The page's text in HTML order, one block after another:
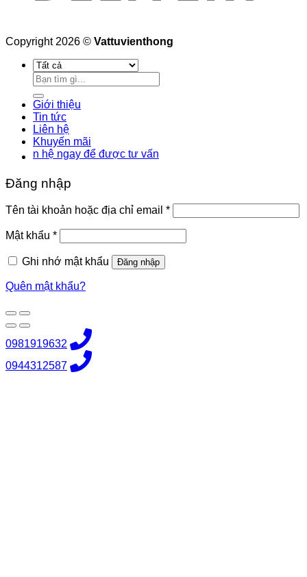
Copyright 2026 © Vattuvienthong
Tìm
kiếm:
Giới thiệu
Tin tức
Liên hệ
Khuyến mãi
ngay để được tư vấn
Đăng nhập
Tên tài khoản hoặc địa chỉ email *Bắt
buộc
Mật khẩu *Bắt
buộc
Ghi nhớ mật khẩu
Đăng nhập
Quên mật khẩu?
0981919632
0944312587